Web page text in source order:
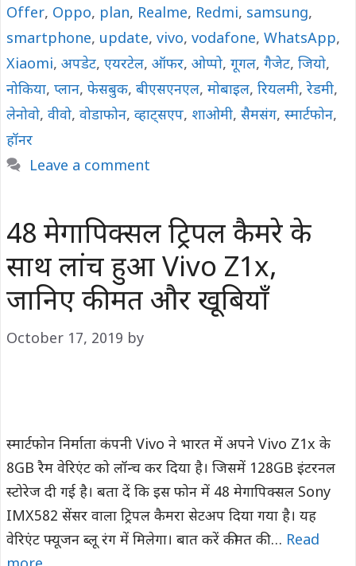
Offer, Oppo, plan, Realme, Redmi, samsung,
smartphone, update, vivo, vodafone, WhatsApp,
Xiaomi, अपडेट, एयरटेल, ऑफर, ओप्पो, गूगल, गैजेट, जियो,
नोकिया, प्लान, फेसबुक, बीएसएनएल, मोबाइल, रियलमी, रेडमी,
लेनोवो, वीवो, वोडाफोन, व्हाट्सएप, शाओमी, सैमसंग, स्मार्टफोन,
हॉनर
Leave a comment
48 मेगापिक्सल ट्रिपल कैमरे के
साथ लांच हुआ Vivo Z1x,
जानिए कीमत और खूबियाँ
October 17, 2019 by
स्मार्टफोन निर्माता कंपनी Vivo ने भारत में अपने Vivo Z1x के
8GB रैम वेरिएंट को लॉन्च कर दिया है। जिसमें 128GB इंटरनल
स्टोरेज दी गई है। बता दें कि इस फोन में 48 मेगापिक्सल Sony
IMX582 सेंसर वाला ट्रिपल कैमरा सेटअप दिया गया है। यह
वेरिएंट फ्यूजन ब्लू रंग में मिलेगा। बात करें कीमत की … Read